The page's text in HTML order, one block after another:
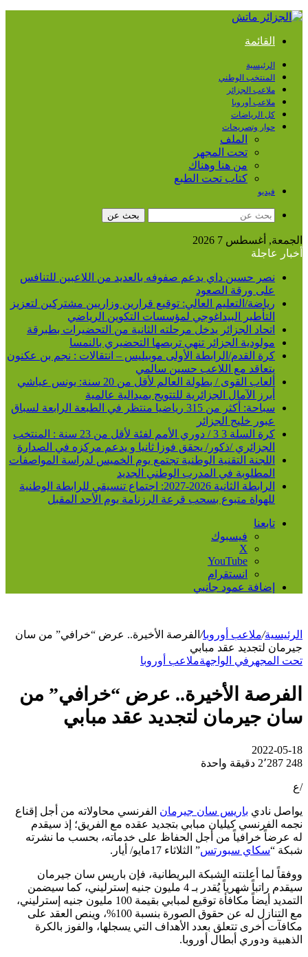
القائمة
الرئيسية
المنتخب الوطني
ملاعب الجزائر
ملاعب أوروبا
كل الرياضات
حوار وتصريحات
الملف
تحت المجهر
من هنا وهناك
كتاب تحت الطبع
فيديو
بحث عن
أغسطس 7 2026
عاجلة
نصر حسين داي يدعم صفوفه بالعديد من اللاعبين للتنافس
على ورقة الصعود
رياضة/التعليم العالي: توقيع قرارين وزاريين مشتركين لتعزيز
التأطير البيداغوجي لمؤسسات التكوين الرياضي
اتحاد الجزائر يدخل مرحلته الثانية من التحضيرات بطبرقة
مولودية الجزائر تنهي تربصها التحضيري بالنمسا
كرة القدم/الرابطة الأولى موبيليس – انتقالات : نجم بن عكنون
يتعاقد مع اللاعب حسين سالمي
ألعاب القوى / بطولة العالم لأقل من 20 سنة: يونس عياشي
أبرز الآمال الجزائرية للتتويج بميدالية عالمية
سباحة: أكثر من 315 رياضيا منتظر في الطبعة الرابعة لسباق
عبور خليج الجزائر
كرة السلة 3 3 / دوري الأمم لفئة لأقل من 23 سنة : المنتخب
الجزائري /ذكور/ يحقق فوزا ثانيا و يدعم مركزه في الصدارة
اللجنة التقنية الوطنية تجتمع يوم الخميس لدراسة المواصفات
المطلوبة في المدرب الوطني الجديد
الرابطة الثانية 2026-2027: اجتماع تنسيقي للرابطة الوطنية
للهواة متبوع بسحب قرعة الرزنامة يوم الأحد المقبل
تابعنا
فيسبوك
‫X
‫YouTube
انستقرام
إضافة عمود جانبي
/ملاعب أوروبا الفرصة الأخيرة.. عرض “خرافي” من سان
لتجديد عقد مبابي
المجهرفي الواجهةملاعب أوروبا
الأخيرة.. عرض “خرافي” من
جيرمان لتجديد عقد مبابي
2022-05-
2٬287 دقيقة واحدة
ناديباريس سان جيرمانالفرنسي محاولاته من أجل إقناع
الفرنسي كيليان مبابي بتجديد عقده مع الفريق؛ إذ سيقدم
عرضاً خرافياً من أجل الحفاظ على خدماته، بحسب ما نشرته
“سكاي سبورتس” الثلاثاء 17مايو/ أيار.
لما أعلنته الشبكة البريطانية، فإن باريس سان جيرمان
سيقدم راتباً شهرياً يُقدر بـ 4 مليون جنيه إسترليني، كما سيضمن
التمديد أيضاً مكافأة توقيع لمبابي بقيمة 100 مليون جنيه إسترليني،
مع التنازل له عن حقوق الصورة بنسبة 100%، وينص العقد على
أخرى تتعلق بعدد الأهداف التي يسجلها، والفوز بالكرة
ودوري أبطال أوروبا.